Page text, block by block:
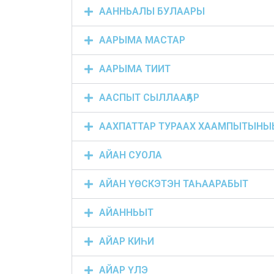
ААННЬАЛЫ БУЛААРЫ
ААРЫМА МАСТАР
ААРЫМА ТИИТ
ААСПЫТ СЫЛЛААҔАР
ААХПАТТАР ТУРААХ
АЙАН СУОЛА
АЙАН ҮӨСКЭТЭН ТАҺААРАБЫТ
АЙАННЬЫТ
АЙАР КИҺИ
АЙАР ҮЛЭ